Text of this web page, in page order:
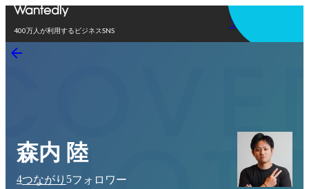
400万人が利用するビジネスSNS
アプリを使う
森内 陸
4つながり 5フォロワー